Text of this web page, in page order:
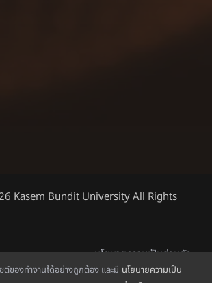
Kasem Bundit University All Rights
นโยบายความเป็นส่วนตัว
ต์ของทำงานได้อย่างถูกต้อง และมี นโยบายความเป็น